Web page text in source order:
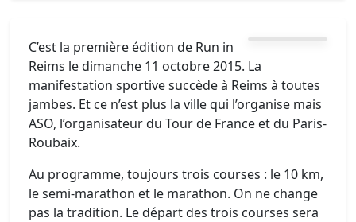
C’est la première édition de Run in
Reims le dimanche 11 octobre 2015. La
manifestation sportive succède à Reims à toutes
jambes. Et ce n’est plus la ville qui l’organise mais
ASO, l’organisateur du Tour de France et du Paris-
Roubaix.
Au programme, toujours trois courses : le 10 km,
le semi-marathon et le marathon. On ne change
pas la tradition. Le départ des trois courses sera